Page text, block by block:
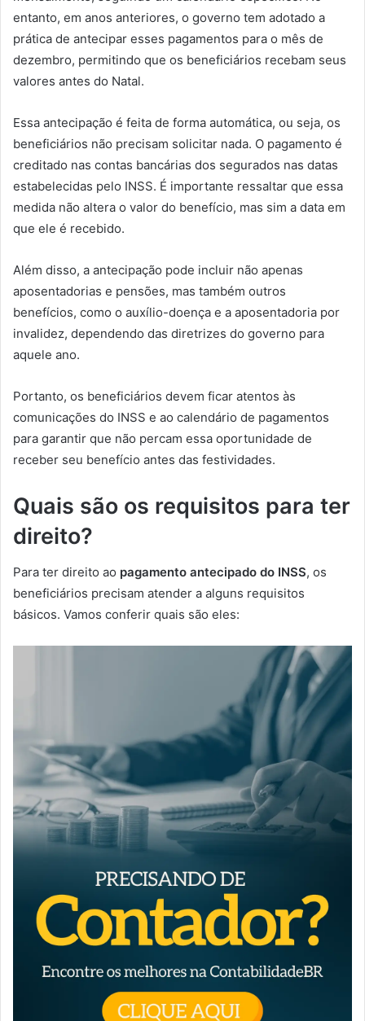
entanto, em anos anteriores, o governo tem adotado a
prática de antecipar esses pagamentos para o mês de
dezembro, permitindo que os beneficiários recebam seus
valores antes do Natal.
Essa antecipação é feita de forma automática, ou seja, os
beneficiários não precisam solicitar nada. O pagamento é
creditado nas contas bancárias dos segurados nas datas
estabelecidas pelo INSS. É importante ressaltar que essa
medida não altera o valor do benefício, mas sim a data em
que ele é recebido.
Além disso, a antecipação pode incluir não apenas
aposentadorias e pensões, mas também outros
benefícios, como o auxílio-doença e a aposentadoria por
invalidez, dependendo das diretrizes do governo para
aquele ano.
Portanto, os beneficiários devem ficar atentos às
comunicações do INSS e ao calendário de pagamentos
para garantir que não percam essa oportunidade de
receber seu benefício antes das festividades.
Quais são os requisitos para ter
direito?
Para ter direito ao pagamento antecipado do INSS, os
beneficiários precisam atender a alguns requisitos
básicos. Vamos conferir quais são eles: